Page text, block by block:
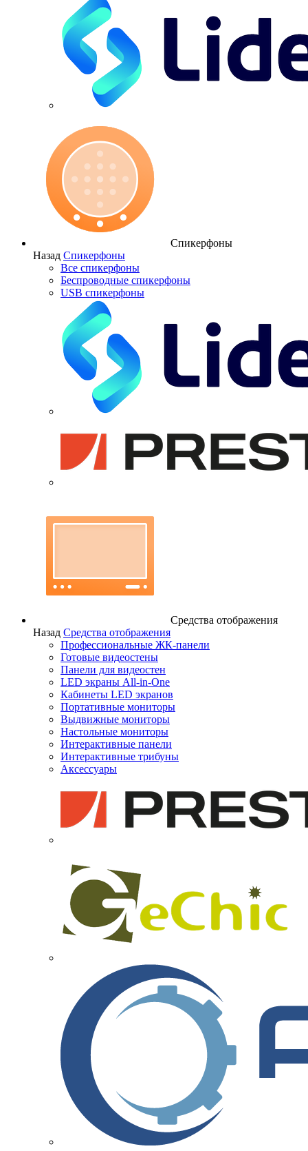
Спикерфоны
Назад Спикерфоны
Все спикерфоны
Беспроводные спикерфоны
USB спикерфоны
Средства отображения
Назад Средства отображения
Профессиональные ЖК-панели
Готовые видеостены
Панели для видеостен
LED экраны All-in-One
Кабинеты LED экранов
Портативные мониторы
Выдвижные мониторы
Настольные мониторы
Интерактивные панели
Интерактивные трибуны
Аксессуары